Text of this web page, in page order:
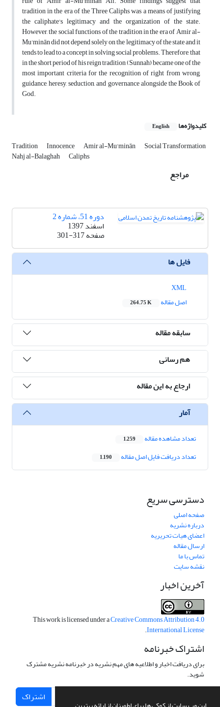
tradition in the era of the Three Caliphs was a means of justifying
the caliphate's legitimacy and the organization of the state.
However, the social functions of the tradition in the era of Amir al-
Mu'minān did not depend solely on the legitimacy of the state and it
tends to lead to a concept in solving social problems. Therefore, that
in the short period of his reign tradition (Sunnah) became one of the
most important criteria for the recognition of right from wrong,
guidance, heresy, seduction, and governance alongside the Book of
God.
کلیدواژه‌ها English
Tradition Innocence Amir al-Mu'minān Social Transformation
Nahj al-Balaghah Caliphs
مراجع
دوره 51، شماره 2
اسفند 1397
صفحه301-317
فایل ها
اصل مقاله
264.75 K
سابقه مقاله
هم رسانی
ارجاع به این مقاله
آمار
تعداد مشاهده مقاله 1,259
تعداد دریافت فایل اصل مقاله 1,190
دسترسی سریع
صفحه اصلی
درباره نشریه
اعضای هیات تحریریه
ارسال مقاله
تماس با ما
نقشه سایت
آخرین اخبار
This work is licensed under aCreative Commons Attribution 4.0
International License
.
اشتراک خبرنامه
برای دریافت اخبار و اطلاعیه های مهم نشریه در خبرنامه نشریه مشترک
شوید.
اشتراک